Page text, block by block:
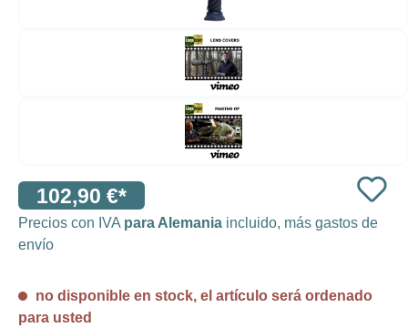
102,90 €*
Precios con IVA para Alemania incluido, más gastos de
envío
no disponible en stock, el artículo será ordenado
para usted